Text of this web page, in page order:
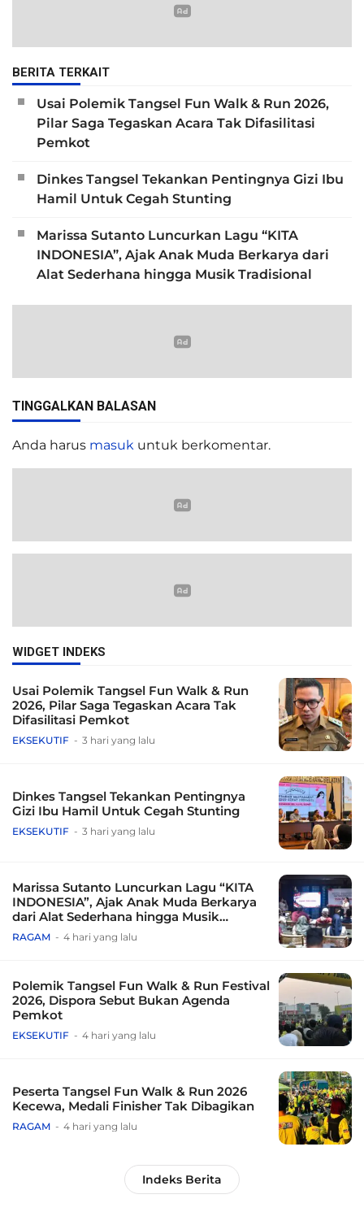
BERITA TERKAIT
Usai Polemik Tangsel Fun Walk & Run 2026,
Pilar Saga Tegaskan Acara Tak Difasilitasi
Pemkot
Dinkes Tangsel Tekankan Pentingnya Gizi Ibu
Hamil Untuk Cegah Stunting
Marissa Sutanto Luncurkan Lagu “KITA
INDONESIA”, Ajak Anak Muda Berkarya dari
Alat Sederhana hingga Musik Tradisional
TINGGALKAN BALASAN
Anda harus masuk untuk berkomentar.
WIDGET INDEKS
Usai Polemik Tangsel Fun Walk & Run
2026, Pilar Saga Tegaskan Acara Tak
Difasilitasi Pemkot
EKSEKUTIF 3 hari yang lalu
Dinkes Tangsel Tekankan Pentingnya
Gizi Ibu Hamil Untuk Cegah Stunting
EKSEKUTIF 3 hari yang lalu
Marissa Sutanto Luncurkan Lagu “KITA
INDONESIA”, Ajak Anak Muda Berkarya
dari Alat Sederhana hingga Musik
Tradisional
RAGAM 4 hari yang lalu
Polemik Tangsel Fun Walk & Run Festival
2026, Dispora Sebut Bukan Agenda
Pemkot
EKSEKUTIF 4 hari yang lalu
Peserta Tangsel Fun Walk & Run 2026
Kecewa, Medali Finisher Tak Dibagikan
RAGAM 4 hari yang lalu
Indeks Berita